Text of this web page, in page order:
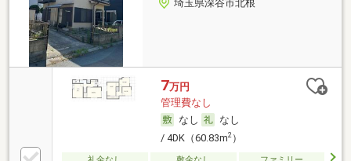
埼玉県深谷市北根
7万円
管理費なし
なし
なし
/ 4DK（60.83m2）